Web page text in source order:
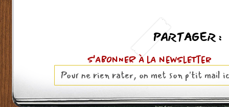
PARTAGER :
S'ABOnNER À lA newslETter